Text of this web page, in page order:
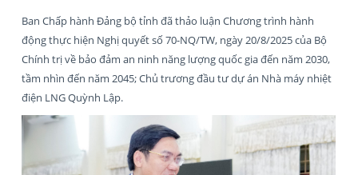
Ban Chấp hành Đảng bộ tỉnh đã thảo luận Chương trình hành
động thực hiện Nghị quyết số 70-NQ/TW, ngày 20/8/2025 của Bộ
Chính trị về bảo đảm an ninh năng lượng quốc gia đến năm 2030,
tầm nhìn đến năm 2045; Chủ trương đầu tư dự án Nhà máy nhiệt
điện LNG Quỳnh Lập.